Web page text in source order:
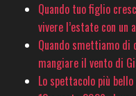
Quando tuo figlio
vivere l’estate con un
Quando smettiamo
mangiare il vento di
Lo spettacolo più